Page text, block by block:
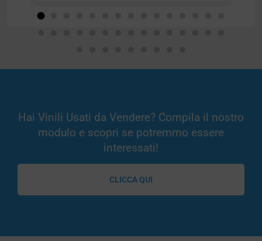
Hai Vinili Usati da Vendere? Compila il nostro
modulo e scopri se potremmo essere
interessati!
CLICCA QUI